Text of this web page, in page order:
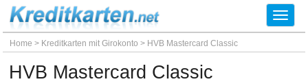
Home > Kreditkarten mit Girokonto > HVB Mastercard Classic
HVB Mastercard Classic